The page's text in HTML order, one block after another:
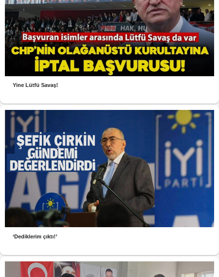
Yine Lütfü Savaş!
‘Dediklerim çıktı!’